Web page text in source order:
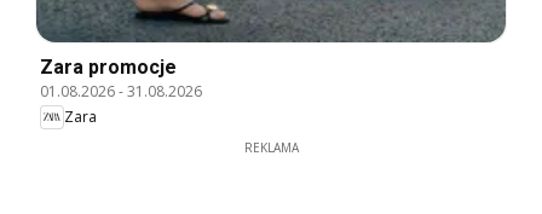
Zara promocje
01.08.2026-31.08.2026
Zara
REKLAMA